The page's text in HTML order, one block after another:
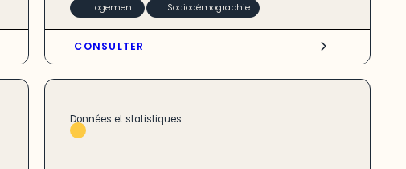
Logement Sociodémographie
CONSULTER
Données et statistiques